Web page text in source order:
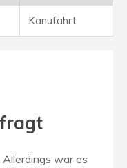
Kanufahrt
war es